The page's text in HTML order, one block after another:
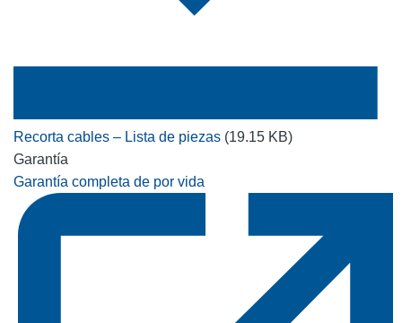
Recorta cables – Lista de piezas (19.15 KB)
Garantía
Garantía completa de por vida